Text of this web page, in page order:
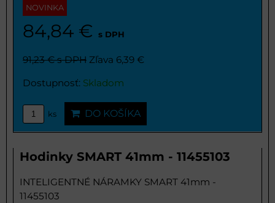
NOVINKA
84,84 € s DPH
91,23 €s DPH Zľava 6,39 €
Dostupnosť: Skladom
ks DO KOŠÍKA
Hodinky SMART 41mm - 11455103
INTELIGENTNÉ NÁRAMKY SMART 41mm -
11455103